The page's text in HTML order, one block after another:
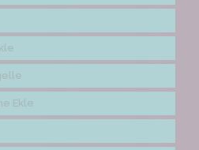
Ekle